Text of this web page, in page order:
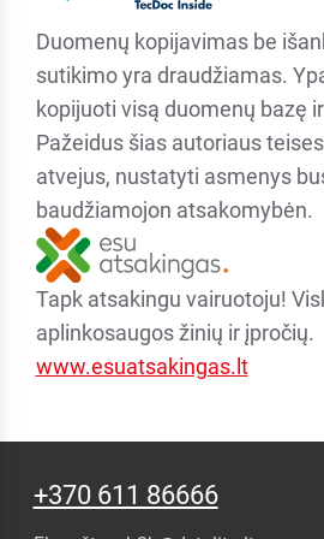
Duomenų kopijavimas be
sutikimo yra draudžiamas.
kopijuoti visą duomenų bazę
Pažeidus šias autoriaus
atvejus, nustatyti asmenys
baudžiamojon atsakomybėn.
Tapk atsakingu vairuotoju!
aplinkosaugos žinių ir įpročių.
www.esuatsakingas.lt
+370 611 86666